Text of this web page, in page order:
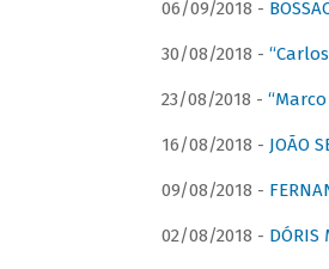
06/09/2018 -
30/08/2018 -
23/08/2018 -
16/08/2018 - JOÃO
09/08/2018 -
02/08/2018 - DÓRIS